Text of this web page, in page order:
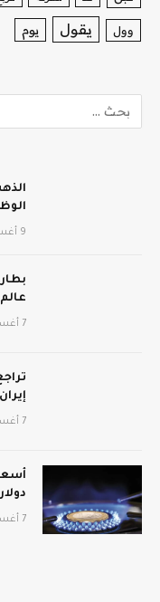
وول يقول يوم
9 أغسطس، 2026
7 أغسطس، 2026
7 أغسطس، 2026
7 أغسطس، 2026